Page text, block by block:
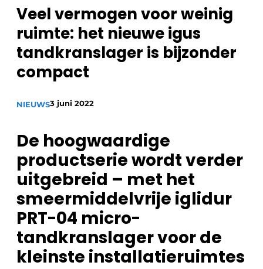
Podcasts
Privacy / Cookie statement
Vacature aanmelden
Veel vermogen voor weinig
ruimte: het nieuwe igus
tandkranslager is bijzonder
compact
NIEUWS3 juni 2022
De hoogwaardige
productserie wordt verder
uitgebreid – met het
smeermiddelvrije iglidur
PRT-04 micro-
tandkranslager voor de
kleinste installatieruimtes